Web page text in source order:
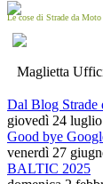
Le cose di Strade da Moto
Maglietta
Dal Blog Strade
giovedì 24
Good bye
venerdì 27
BALTIC 2025